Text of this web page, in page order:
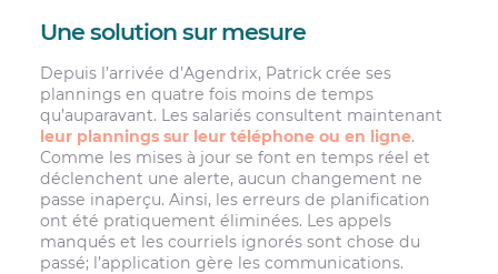
Une solution sur mesure
Depuis l’arrivée d’Agendrix, Patrick crée ses
plannings en quatre fois moins de temps
qu’auparavant. Les salariés consultent maintenant
leur plannings sur leur téléphone ou en ligne.
Comme les mises à jour se font en temps réel et
déclenchent une alerte, aucun changement ne
passe inaperçu. Ainsi, les erreurs de planification
ont été pratiquement éliminées. Les appels
manqués et les courriels ignorés sont chose du
passé; l’application gère les communications.